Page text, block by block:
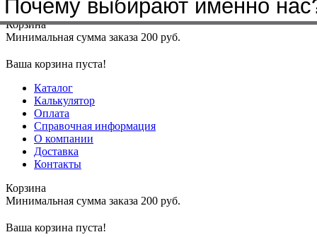
Меню+7(4912)50-37-50sbit@krep62.ru
Корзина
Минимальная сумма заказа 200 руб.
Ваша корзина пуста!
Каталог
Калькулятор
Оплата
Справочная информация
О компании
Доставка
Контакты
Корзина
Минимальная сумма заказа 200 руб.
Ваша корзина пуста!
с которыми мы
Почему выбирают именно